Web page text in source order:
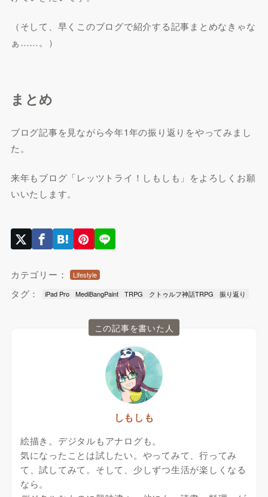
（そして、早くこのブログで紹介する記事まとめなきゃな
ぁ……。）
まとめ
ブログ記事を見ながら今年1年の振り返りをやってみまし
た。
来年もブログ「レッツトライ！しもしも」をよろしくお願
いいたします。
カテゴリー： Lifestyle
タグ： iPad Pro MediBangPaint TRPG クトゥルフ神話TRPG 振り返り
この記事を書いた人
しもしも
絵描き。デジタルもアナログも。
気になったことは試したい。やってみて、行ってみ
て、試してみて。そして、少しずつ生活が楽しくなる
なら。